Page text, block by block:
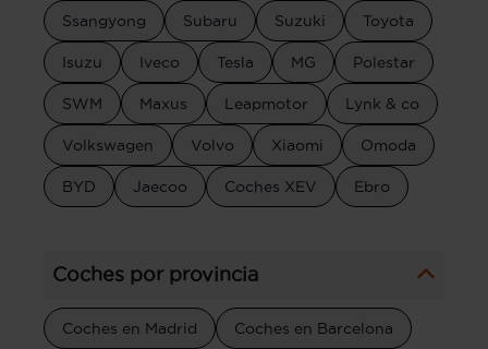
Ssangyong Subaru Suzuki Toyota
Isuzu Iveco Tesla MG Polestar
SWM Maxus Leapmotor Lynk & co
Volkswagen Volvo Xiaomi Omoda
BYD Jaecoo Coches XEV Ebro
Coches por provincia
Coches en Madrid Coches en Barcelona